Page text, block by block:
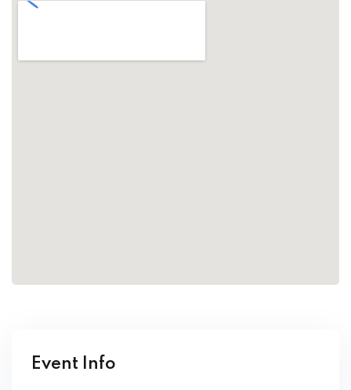
Event Info